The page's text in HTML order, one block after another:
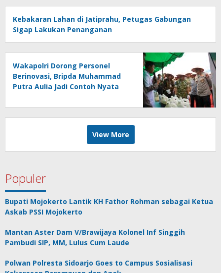
Kebakaran Lahan di Jatiprahu, Petugas Gabungan
Sigap Lakukan Penanganan
Wakapolri Dorong Personel
Berinovasi, Bripda Muhammad
Putra Aulia Jadi Contoh Nyata
View More
Populer
Bupati Mojokerto Lantik KH Fathor Rohman sebagai Ketua
Askab PSSI Mojokerto
Mantan Aster Dam V/Brawijaya Kolonel Inf Singgih
Pambudi SIP, MM, Lulus Cum Laude
Polwan Polresta Sidoarjo Goes to Campus Sosialisasi